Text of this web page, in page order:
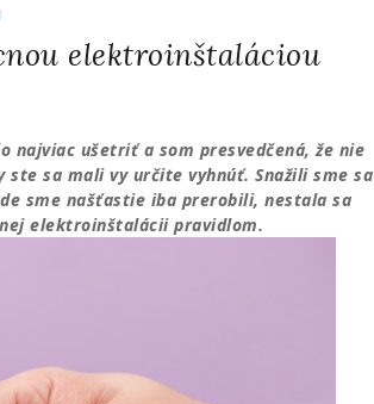
elektroinštaláciou
najviac ušetriť a som presvedčená, že nie
sa mali vy určite vyhnúť. Snažili sme sa
sme našťastie iba prerobili, nestala sa
elektroinštalácii pravidlom.